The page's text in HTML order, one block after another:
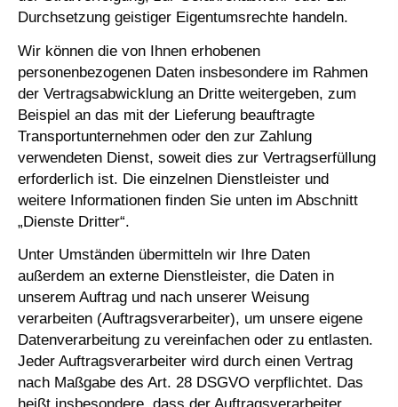
Durchsetzung geistiger Eigentumsrechte handeln.
Wir können die von Ihnen erhobenen
personenbezogenen Daten insbesondere im Rahmen
der Vertragsabwicklung an Dritte weitergeben, zum
Beispiel an das mit der Lieferung beauftragte
Transportunternehmen oder den zur Zahlung
verwendeten Dienst, soweit dies zur Vertragserfüllung
erforderlich ist. Die einzelnen Dienstleister und
weitere Informationen finden Sie unten im Abschnitt
„Dienste Dritter“.
Unter Umständen übermitteln wir Ihre Daten
außerdem an externe Dienstleister, die Daten in
unserem Auftrag und nach unserer Weisung
verarbeiten (Auftragsverarbeiter), um unsere eigene
Datenverarbeitung zu vereinfachen oder zu entlasten.
Jeder Auftragsverarbeiter wird durch einen Vertrag
nach Maßgabe des Art. 28 DSGVO verpflichtet. Das